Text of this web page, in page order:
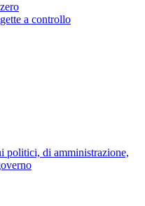
a controllo
politici, di amministrazione,